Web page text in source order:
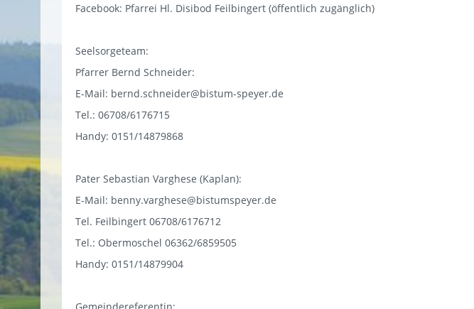
Facebook: Pfarrei Hl. Disibod Feilbingert (öffentlich zugänglich)
Seelsorgeteam:
Pfarrer Bernd Schneider:
E-Mail: bernd.schneider@bistum-speyer.de
Tel.: 06708/6176715
Handy: 0151/14879868
Pater Sebastian Varghese (Kaplan):
E-Mail: benny.varghese@bistumspeyer.de
Tel. Feilbingert 06708/6176712
Tel.: Obermoschel 06362/6859505
Handy: 0151/14879904